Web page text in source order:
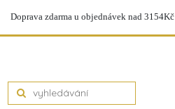
Doprava zdarma u objednávek nad 3154Kč